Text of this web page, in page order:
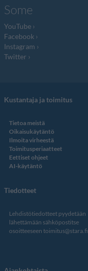
Some
YouTube
Facebook
Instagram
Twitter
Kustantaja ja toimitus
Tietoa meistä
Oikaisukäytäntö
Ilmoita virheestä
Toimitusperiaatteet
Eettiset ohjeet
AI-käytäntö
Tiedotteet
Lehdistötiedotteet pyydetään
lähettämään sähköpostitse
osoitteeseen toimitus@stara.fi